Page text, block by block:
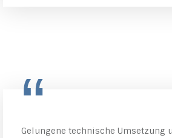
“
Gelungene technische Umsetzung